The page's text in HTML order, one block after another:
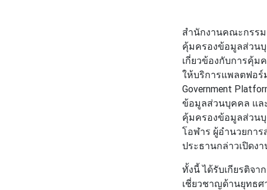
สำนักงานคณะกรร
คุ้มครองข้อมูลส่วน
เกี่ยวข้องกับการคุ้
ให้บริการแพลตฟอร์
Government
ข้อมูลส่วนบุคคล แล
คุ้มครองข้อมูลส่วนบุ
โอฬาร ผู้อำนวยกา
ประธานกล่าวเปิดงา
ทั้งนี้ ได้รับเกียรติจาก
เชี่ยวชาญด้านยุทธ